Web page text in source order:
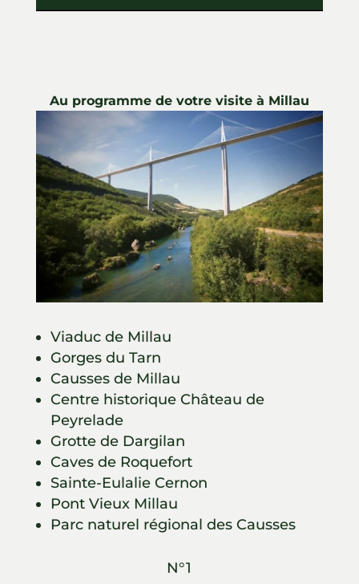
Au programme de votre visite à Millau
Viaduc de Millau
Gorges du Tarn
Causses de Millau
Centre historique Château de
Peyrelade
Grotte de Dargilan
Caves de Roquefort
Sainte-Eulalie Cernon
Pont Vieux Millau
Parc naturel régional des Causses
N°1